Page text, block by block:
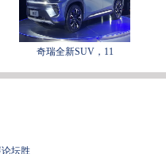
奇瑞全新SUV，11
坛胜